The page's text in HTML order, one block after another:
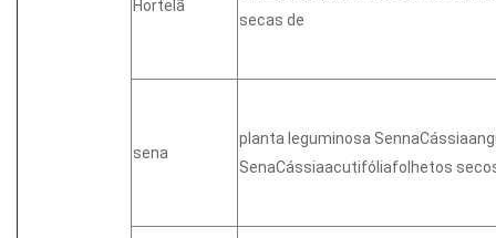
Hortelã
secas de
sena
planta leguminosa
SenaCássiaacutifóliafolhetos